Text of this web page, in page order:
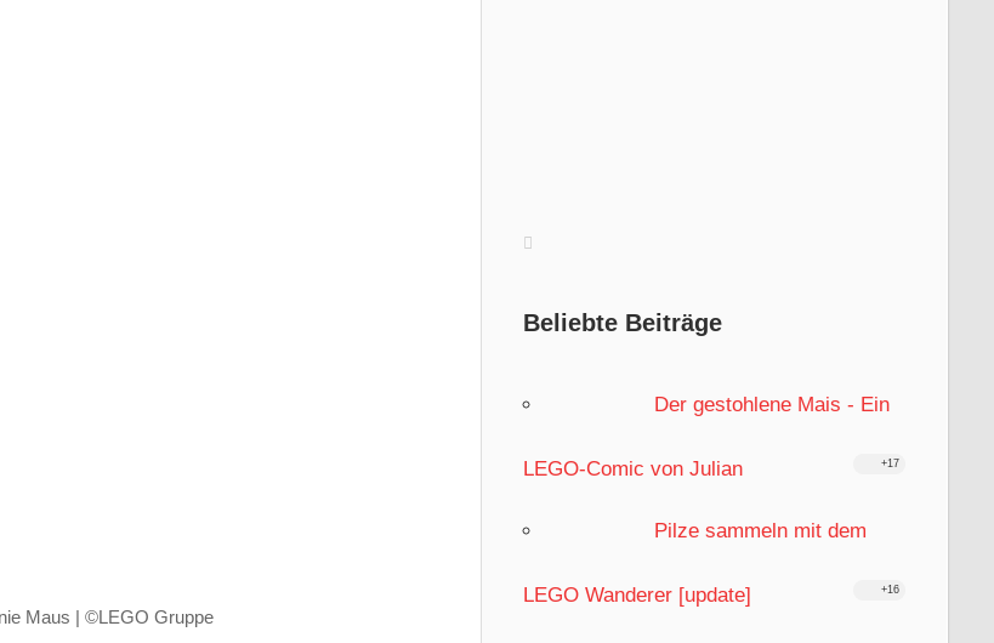
Maus | ©LEGO Gruppe
Beliebte Beiträge
Der gestohlene Mais - Ein
LEGO-Comic von Julian +17
Pilze sammeln mit dem
LEGO Wanderer [update] +16